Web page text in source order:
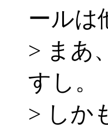
ールは
> まあ
すし。
> しか